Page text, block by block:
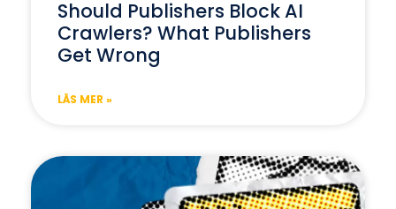
Should Publishers Block AI
Crawlers? What Publishers
Get Wrong
LÄS MER »